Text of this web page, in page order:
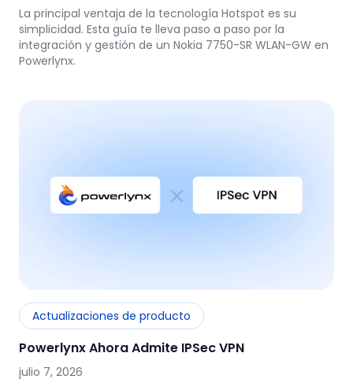
La principal ventaja de la tecnología Hotspot es su
simplicidad. Esta guía te lleva paso a paso por la
integración y gestión de un Nokia 7750-SR WLAN-GW en
Powerlynx.
Actualizaciones de producto
Powerlynx Ahora Admite IPSec VPN
julio 7, 2026